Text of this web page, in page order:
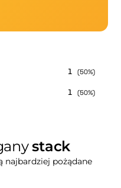
1 (50%)
1 (50%)
stack
najbardziej pożądane